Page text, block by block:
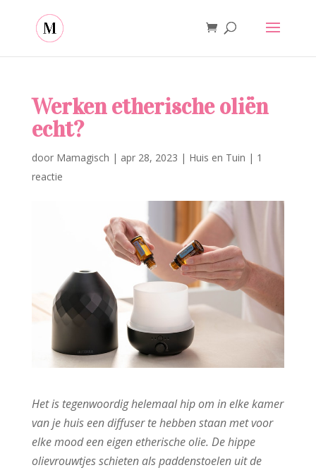
Werken etherische oliën
echt?
door Mamagisch | apr 28, 2023 | Huis en Tuin | 1
reactie
Het is tegenwoordig helemaal hip om in elke kamer
van je huis een diffuser te hebben staan met voor
elke mood een eigen etherische olie. De hippe
olievrouwtjes schieten als paddenstoelen uit de